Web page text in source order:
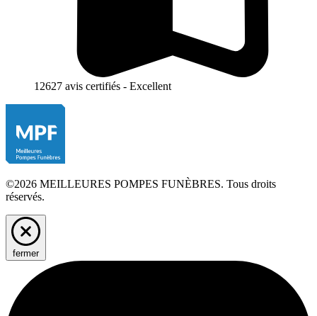
12627 avis certifiés - Excellent
©2026 MEILLEURES POMPES FUNÈBRES. Tous droits
réservés.
fermer